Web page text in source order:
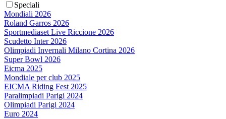
Speciali
Mondiali 2026
Roland Garros 2026
Sportmediaset Live Riccione 2026
Scudetto Inter 2026
Olimpiadi Invernali Milano Cortina 2026
Super Bowl 2026
Eicma 2025
Mondiale per club 2025
EICMA Riding Fest 2025
Paralimpiadi Parigi 2024
Olimpiadi Parigi 2024
Euro 2024